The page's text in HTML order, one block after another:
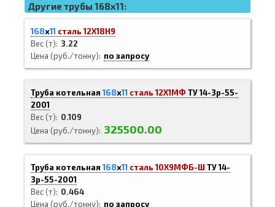
Другие трубы 168x11:
168х11 сталь 12Х18Н9
Вес (т)
3.22
Цена (руб./тонну)
по запросу
Труба котельная168х11 сталь 12Х1МФ ТУ 14-3р-55-
2001
Вес (т)
0.109
Цена (руб./тонну)
325500.00
Труба котельная168х11 сталь 10Х9МФБ-Ш ТУ 14-
3р-55-2001
Вес (т)
0.464
Цена (руб./тонну)
по запросу